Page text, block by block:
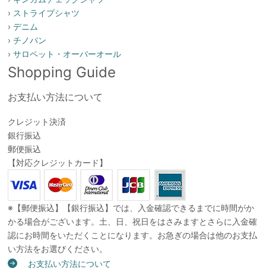
› ストライプシャツ
›デニム
›チノパン
›サロペット・オーバーオール
Shopping Guide
お支払い方法について
クレジット決済
銀行振込
郵便振込
【対応クレジットカード】
※【郵便振込】【銀行振込】では、入金確認できるまでに時間がか
かる場合がございます。土、日、祝日をはさみますとさらに入金確
認にお時間をいただくことになります。お急ぎの場合は他のお支払
い方法をお選びください。
お支払い方法について